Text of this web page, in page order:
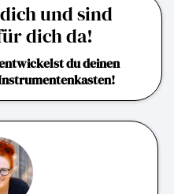
und sind
dich da!
du deinen